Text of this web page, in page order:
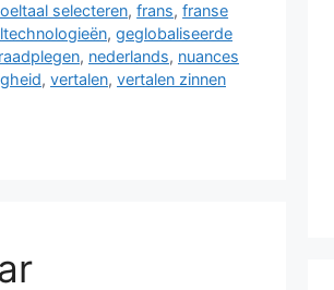
selecteren,frans,franse
, geglobaliseerde
, nederlands, nuances
, vertalen, vertalen zinnen